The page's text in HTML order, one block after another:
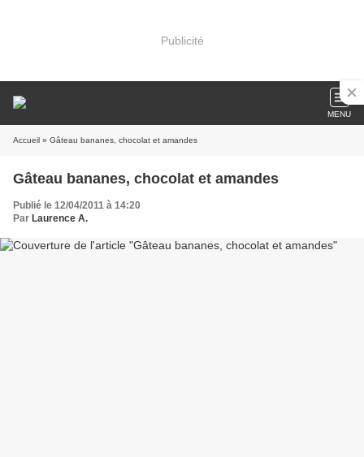
Publicité
MENU
Accueil » Gâteau bananes, chocolat et amandes
Gâteau bananes, chocolat et amandes
Publié le 12/04/2011 à 14:20
Par Laurence A.